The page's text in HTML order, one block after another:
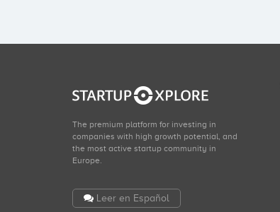
The premium platform for investing in
companies with high growth potential, and
the most active startup community in
Europe.
Leer en Español